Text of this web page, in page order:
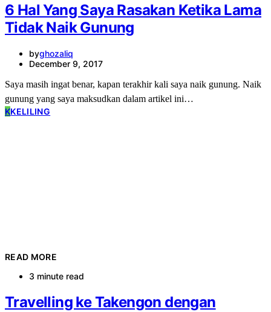
6 Hal Yang Saya Rasakan Ketika Lama
Tidak Naik Gunung
byghozaliq
December 9, 2017
Saya masih ingat benar, kapan terakhir kali saya naik gunung. Naik
gunung yang saya maksudkan dalam artikel ini…
KKELILING
READ MORE
3 minute read
Travelling ke Takengon dengan